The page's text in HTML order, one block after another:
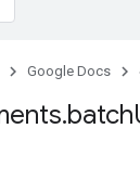
Google Docs
.batch